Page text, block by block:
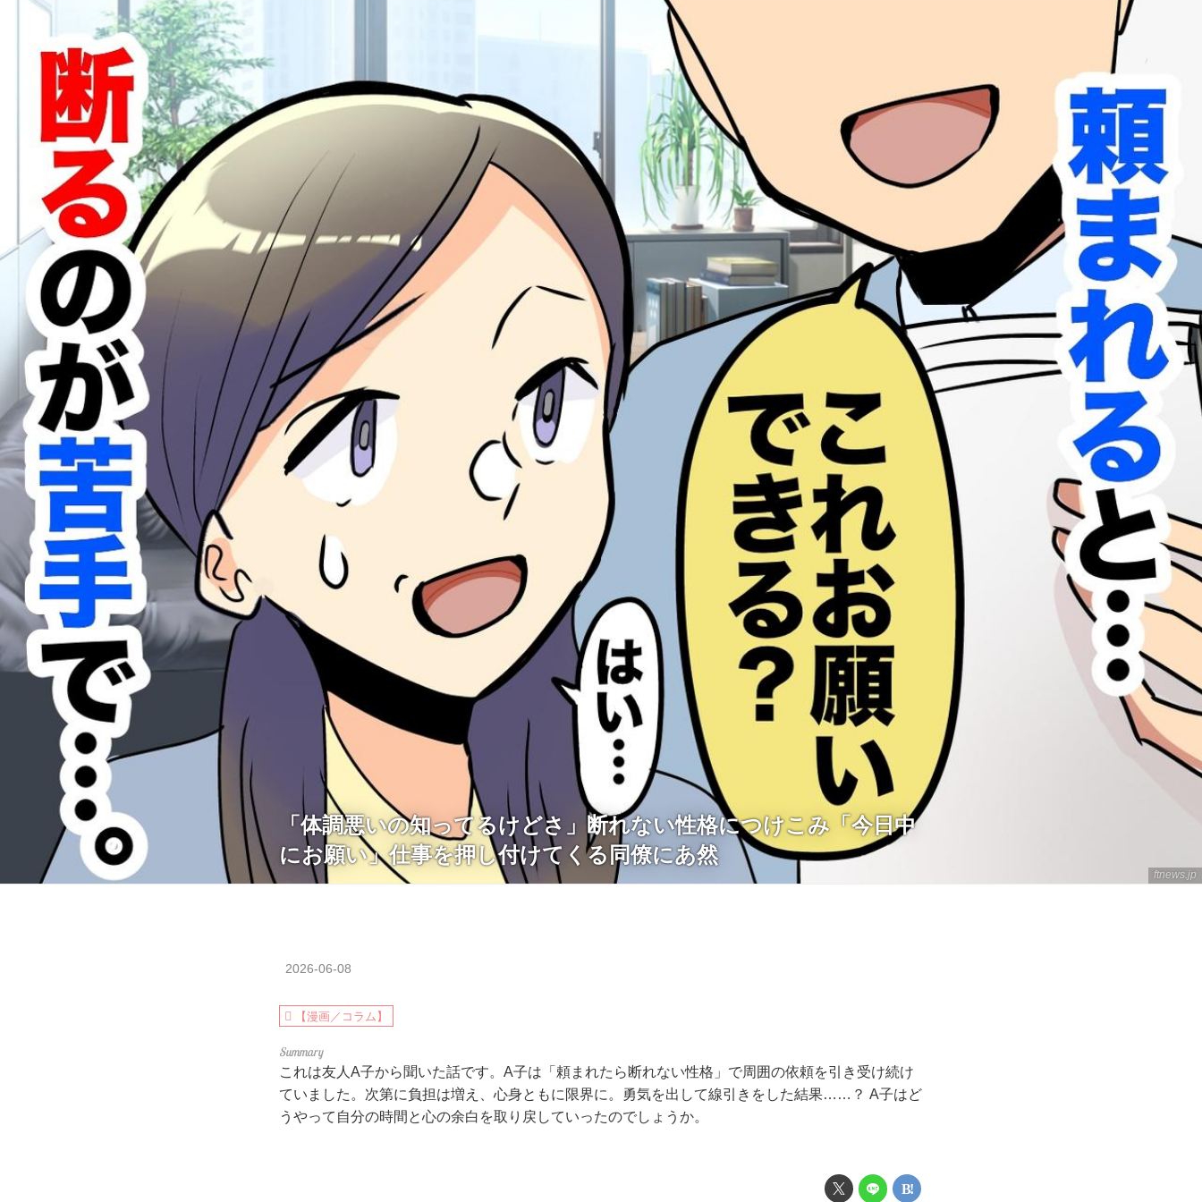
ftnews.jp
「体調悪いの知ってるけどさ」断れない性格につけこみ「今日中
にお願い」仕事を押し付けてくる同僚にあ然
2026-06-08
【漫画／コラム】
これは友人A子から聞いた話です。A子は「頼まれたら断れない性格」で周囲の依頼を引き受け続け
ていました。次第に負担は増え、心身ともに限界に。勇気を出して線引きをした結果……？ A子はど
うやって自分の時間と心の余白を取り戻していったのでしょうか。